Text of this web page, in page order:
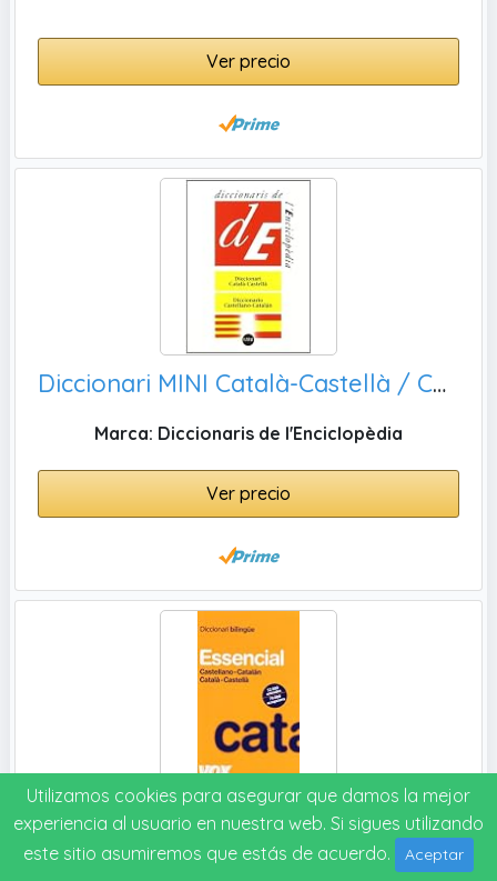
Ver precio
Diccionari MINI Català-Castellà / Castellano-Catalán: 5 (Diccionaris Bilingües Mini)
Marca: Diccionaris de l'Enciclopèdia
Ver precio
Diccionari Essencial Castellano-Catalán / Català-Castellà (Vox - Lengua Catalana - Diccionarios Generales)
Marca: Vox
Utilizamos cookies para asegurar que damos la mejor
experiencia al usuario en nuestra web. Si sigues utilizando
este sitio asumiremos que estás de acuerdo.
Aceptar